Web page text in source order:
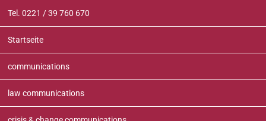
Inhalt
springen
Tel. 0221 / 39 760 670
Startseite
communications
law communications